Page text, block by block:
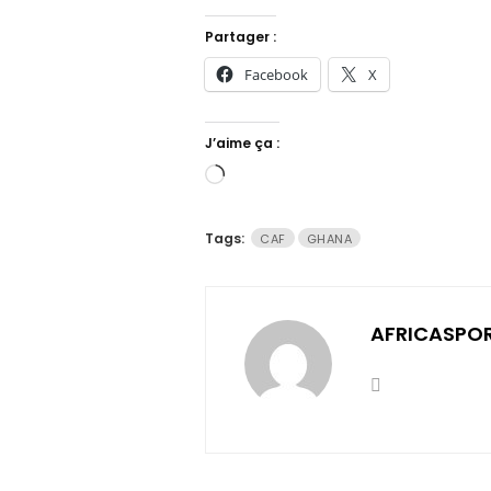
Partager :
Facebook X
J’aime ça :
Chargement…
Tags: CAF GHANA